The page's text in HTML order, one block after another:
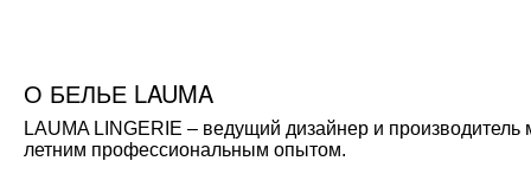
О БЕЛЬЕ LAUMA
LAUMA LINGERIE – ведущий дизайнер и
летним профессиональным опытом.